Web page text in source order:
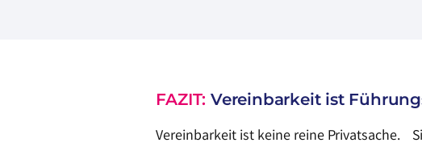
FAZIT:Vereinbarkeit ist
Vereinbarkeit ist keine reine Privatsache.